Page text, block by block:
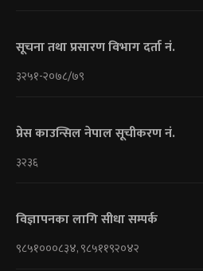
सूचना तथा प्रसारण विभाग दर्ता नं.
३२५१-२०७८/७९
प्रेस काउन्सिल नेपाल सूचीकरण नं.
३२३६
विज्ञापनका लागि सीधा सम्पर्क
९८५१०००८३४, ९८५११९२०४२